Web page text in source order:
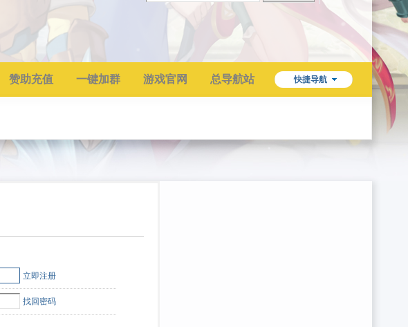
快捷导航
赞助充值 一键加群 游戏官网 总导航站
立即注册
找回密码